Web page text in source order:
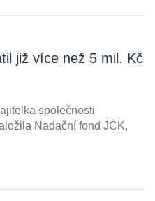
již více než 5 mil. Kč
společnosti
Nadační fond JCK,